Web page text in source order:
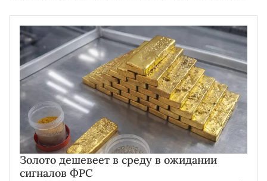
Золото дешевеет в среду в ожидании
сигналов ФРС